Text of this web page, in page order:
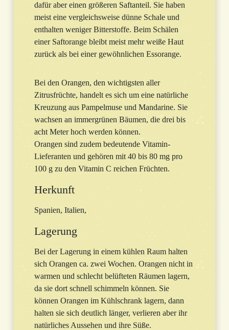
dafür aber einen größeren Saftanteil. Sie haben
meist eine vergleichsweise dünne Schale und
enthalten weniger Bitterstoffe. Beim Schälen
einer Saftorange bleibt meist mehr weiße Haut
zurück als bei einer gewöhnlichen Essorange.
Bei den Orangen, den wichtigsten aller
Zitrusfrüchte, handelt es sich um eine natürliche
Kreuzung aus Pampelmuse und Mandarine. Sie
wachsen an immergrünen Bäumen, die drei bis
acht Meter hoch werden können.
Orangen sind zudem bedeutende Vitamin-
Lieferanten und gehören mit 40 bis 80 mg pro
100 g zu den Vitamin C reichen Früchten.
Herkunft
Spanien, Italien,
Lagerung
Bei der Lagerung in einem kühlen Raum halten
sich Orangen ca. zwei Wochen. Orangen nicht in
warmen und schlecht belüfteten Räumen lagern,
da sie dort schnell schimmeln können. Sie
können Orangen im Kühlschrank lagern, dann
halten sie sich deutlich länger, verlieren aber ihr
natürliches Aussehen und ihre Süße.